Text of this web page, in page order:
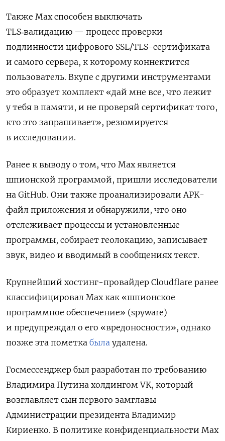
Также Max способен выключать
TLS‑валидацию — процесс проверки
подлинности цифрового SSL/TLS-сертификата
и самого сервера, к которому коннектится
пользователь. Вкупе с другими инструментами
это образует комплект «дай мне все, что лежит
у тебя в памяти, и не проверяй сертификат того,
кто это запрашивает», резюмируется
в исследовании.
Ранее к выводу о том, что Мах является
шпионской программой, пришли исследователи
на GitHub. Они также проанализировали APK-
файл приложения и обнаружили, что оно
отслеживает процессы и установленные
программы, собирает геолокацию, записывает
звук, видео и вводимый в сообщениях текст.
Крупнейший хостинг-провайдер Cloudflare ранее
классифицировал Max как «шпионское
программное обеспечение» (spyware)
и предупреждал о его «вредоносности», однако
позже эта пометка была удалена.
Госмессенджер был разработан по требованию
Владимира Путина холдингом VK, который
возглавляет сын первого замглавы
Администрации президента Владимир
Кириенко. В политике конфиденциальности Max